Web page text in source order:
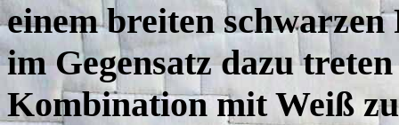
einem breiten
im Gegensatz dazu
Kombination mit Weiß